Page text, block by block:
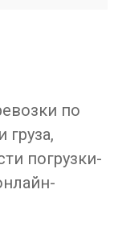
по
груза,
погрузки-